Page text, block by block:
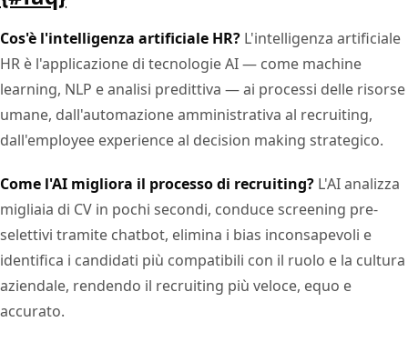
Cos'è l'intelligenza artificiale HR? L'intelligenza artificiale
HR è l'applicazione di tecnologie AI — come machine
learning, NLP e analisi predittiva — ai processi delle risorse
umane, dall'automazione amministrativa al recruiting,
dall'employee experience al decision making strategico.
Come l'AI migliora il processo di recruiting? L'AI analizza
migliaia di CV in pochi secondi, conduce screening pre-
selettivi tramite chatbot, elimina i bias inconsapevoli e
identifica i candidati più compatibili con il ruolo e la cultura
aziendale, rendendo il recruiting più veloce, equo e
accurato.